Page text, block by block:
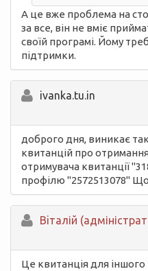
А це вже проблема на
за все, він не вміє
своїй програмі. Йому
підтримки.
ivanka.tu.in
доброго дня, виникає
квитанцій про
отримувача квитанції
профілю "2572513078"
Вiталій
Це квитанція для